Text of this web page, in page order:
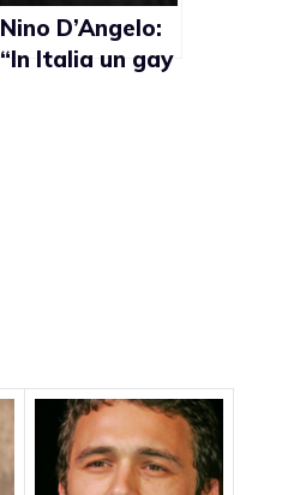
Nino D’Angelo:
“In Italia un gay